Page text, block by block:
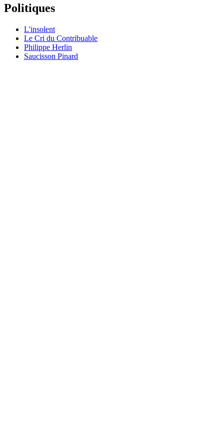
Politiques
L'insolent
Le Cri du Contribuable
Philippe Herlin
Saucisson Pinard